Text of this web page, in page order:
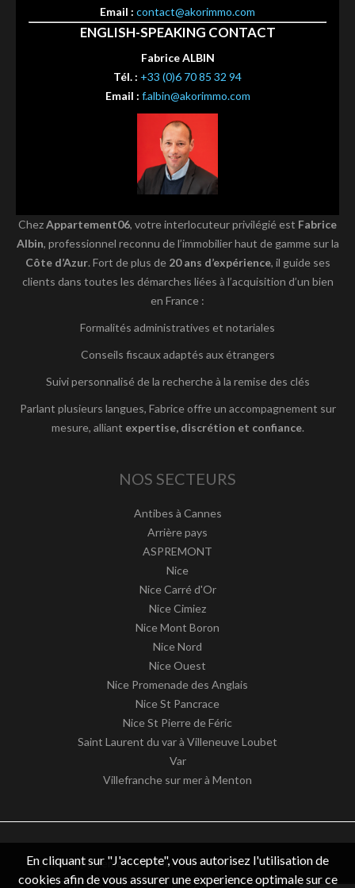
Email : contact@akorimmo.com
ENGLISH-SPEAKING CONTACT
Fabrice ALBIN
Tél. : +33 (0)6 70 85 32 94
Email : f.albin@akorimmo.com
ChezAppartement06, votre interlocuteur privilégié est Fabrice
Albin, professionnel reconnu de l’immobilier haut de gamme sur la
Côte d’Azur. Fort de plus de 20 ans d’expérience, il guide ses
clients dans toutes les démarches liées à l’acquisition d’un bien
en France :
Formalités administratives et notariales
Conseils fiscaux adaptés aux étrangers
Suivi personnalisé de la recherche à la remise des clés
Parlant plusieurs langues, Fabrice offre un accompagnement sur
mesure, alliant expertise, discrétion et confiance.
NOS SECTEURS
Antibes à Cannes
Arrière pays
ASPREMONT
Nice
Nice Carré d'Or
Nice Cimiez
Nice Mont Boron
Nice Nord
Nice Ouest
Nice Promenade des Anglais
Nice St Pancrace
Nice St Pierre de Féric
Saint Laurent du var à Villeneuve Loubet
Var
Villefranche sur mer à Menton
© 2026 Appartement06 -Mentions légales / nos honoraires-
Données personnelles– Design byapimo™ Logiciel immobilier
En cliquant sur "J'accepte", vous autorisez l'utilisation de
cookies afin de vous assurer une experience optimale sur ce